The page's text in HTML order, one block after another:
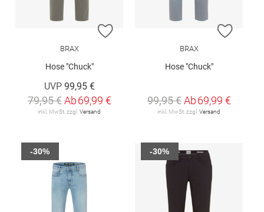
ZUR WUNSCHLISTE HINZUFÜGEN
BRAX
Hose "Chuck"
UVP 99,95 €
79,95 € Ab69,99 €
inkl. MwSt. zzgl. Versand
ZUR
BRAX
Hose "Chuck"
99,95 € Ab69,99 €
inkl. MwSt. zzgl. Versand
-30% -30%